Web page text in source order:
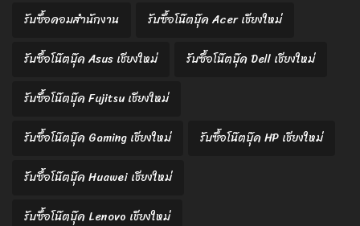
รับซื้อคอมสำนักงาน
รับซื้อโน๊ตบุ๊ค Acer เชียงใหม่
รับซื้อโน๊ตบุ๊ค Asus เชียงใหม่
รับซื้อโน๊ตบุ๊ค Dell เชียงใหม่
รับซื้อโน๊ตบุ๊ค Fujitsu เชียงใหม่
รับซื้อโน๊ตบุ๊ค Gaming เชียงใหม่
รับซื้อโน๊ตบุ๊ค HP เชียงใหม่
รับซื้อโน๊ตบุ๊ค Huawei เชียงใหม่
รับซื้อโน๊ตบุ๊ค Lenovo เชียงใหม่